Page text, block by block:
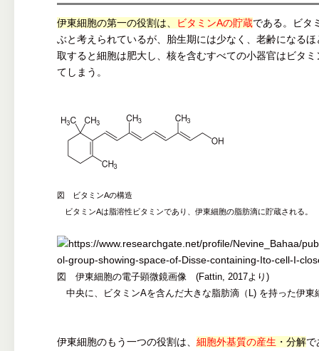
伊東細胞の第一の役割は、 ビタミンAの貯蔵である。ビタ
ぶと考えられているが、胎生期には少なく、老齢になる
取すると細胞は肥大し、核を含むすべての小器官はビタ
てしまう。
図 ビタミンAの構造
ビタミンAは脂溶性ビタミンであり、伊東細胞の脂肪滴に貯蔵される。
図 伊東細胞の電子顕微鏡画像 (Fattin, 2017より)
中央に、ビタミンAを含んだ大きな脂肪滴（L) を持った伊東
伊東細胞のもう一つの役割は、 細胞外基質の産生 ・分解で